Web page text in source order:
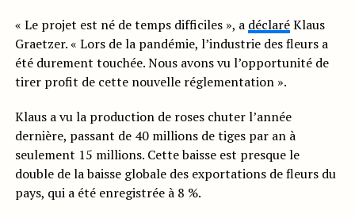
« Le projet est né de temps difficiles », a déclaréKlaus
Graetzer. « Lors de la pandémie, l’industrie des fleurs a
été durement touchée. Nous avons vu l’opportunité de
tirer profit de cette nouvelle réglementation ».
Klaus a vu la production de roses chuter l’année
dernière, passant de 40 millions de tiges par an à
seulement 15 millions. Cette baisse est presque le
double de la baisse globale des exportations de fleurs du
pays, qui a été enregistrée à 8 %.